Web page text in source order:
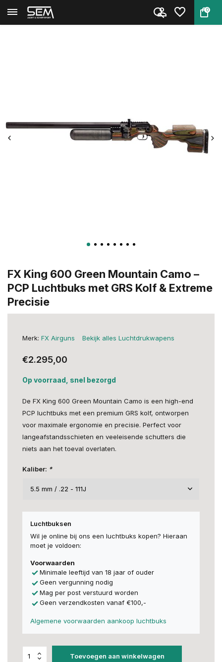
0
Terug Home FX King 600 Green Mountain Cam...
FX King 600 Green Mountain Camo –
PCP Luchtbuks met GRS Kolf & Extreme
Precisie
Merk: FX Airguns Bekijk alles Luchtdrukwapens
€2.295,00
Op voorraad, snel bezorgd
De FX King 600 Green Mountain Camo is een high-end
PCP luchtbuks met een premium GRS kolf, ontworpen
voor maximale ergonomie en precisie. Perfect voor
langeafstandsschieten en veeleisende schutters die
niets aan het toeval overlaten.
Kaliber: *
Luchtbuksen
Wil je online bij ons een luchtbuks kopen? Hieraan
moet je voldoen:
Voorwaarden
Minimale leeftijd van 18 jaar of ouder
Geen vergunning nodig
Mag per post verstuurd worden
Geen verzendkosten vanaf €100,-
Algemene voorwaarden aankoop luchtbuks
Toevoegen aan winkelwagen